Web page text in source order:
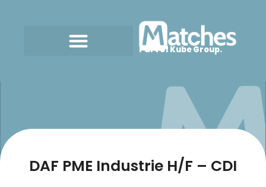
Part of Kube Group.
DAF PME Industrie H/F – CDI